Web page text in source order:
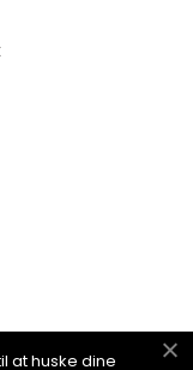
at huske dine